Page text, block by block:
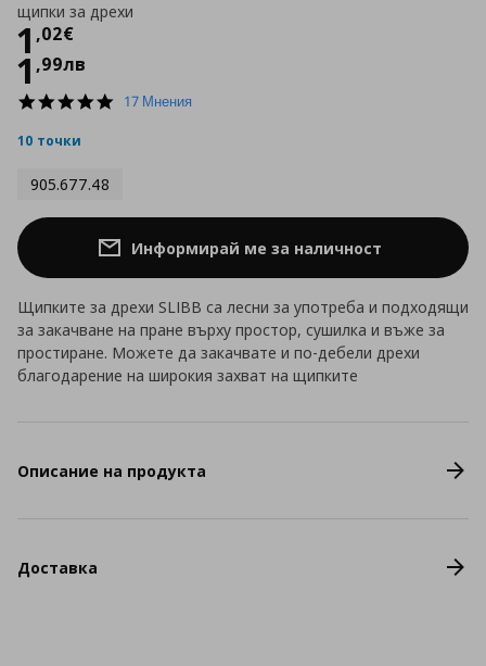
щипки за дрехи
1 ,02€
Цена
1 ,99лв
4.8
17 Мнения
10 точки
905.677.48
Информирай ме за наличност
Щипките за дрехи SLIBB са лесни за употреба и подходящи
за закачване на пране върху простор, сушилка и въже за
простиране. Можете да закачвате и по-дебели дрехи
благодарение на широкия захват на щипките
Описание на продукта
Доставка